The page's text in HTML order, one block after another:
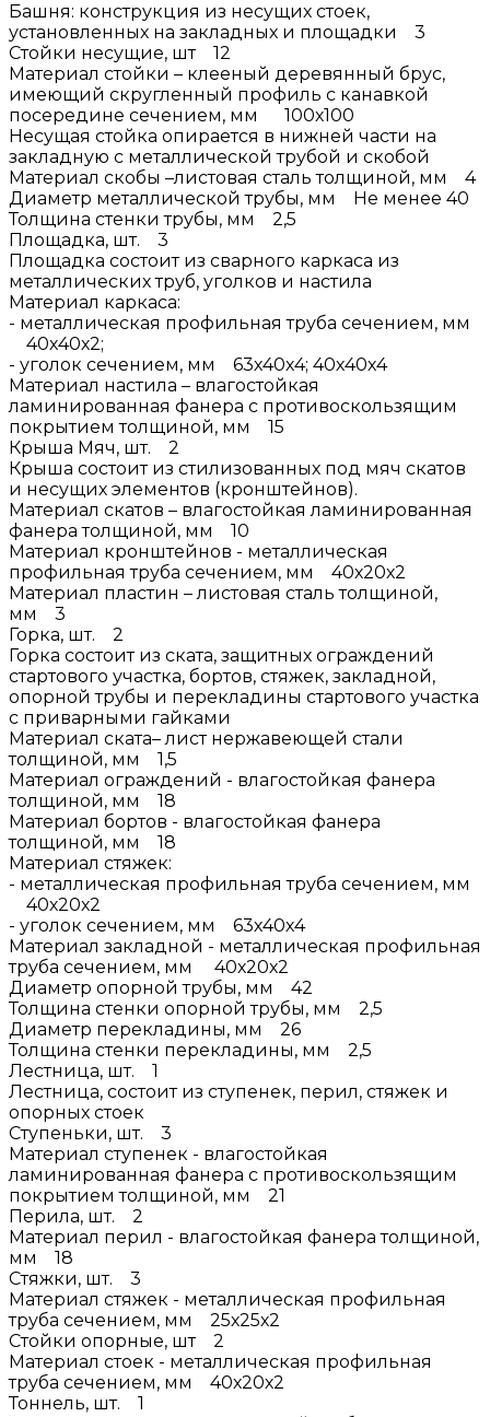
Башня: конструкция из несущих стоек,
установленных на закладных и площадки 3
Стойки несущие, шт 12
Материал стойки – клееный деревянный брус,
имеющий скругленный профиль с канавкой
посередине сечением, мм 100х100
Несущая стойка опирается в нижней части на
закладную с металлической трубой и скобой
Материал скобы –листовая сталь толщиной, мм 4
Диаметр металлической трубы, мм Не менее 40
Толщина стенки трубы, мм 2,5
Площадка, шт. 3
Площадка состоит из сварного каркаса из
металлических труб, уголков и настила
Материал каркаса:
- металлическая профильная труба сечением, мм
40х40х2;
- уголок сечением, мм 63х40х4; 40х40х4
Материал настила – влагостойкая
ламинированная фанера с противоскользящим
покрытием толщиной, мм 15
Крыша Мяч, шт. 2
Крыша состоит из стилизованных под мяч скатов
и несущих элементов (кронштейнов).
Материал скатов – влагостойкая ламинированная
фанера толщиной, мм 10
Материал кронштейнов - металлическая
профильная труба сечением, мм 40х20х2
Материал пластин – листовая сталь толщиной,
мм 3
Горка, шт. 2
Горка состоит из ската, защитных ограждений
стартового участка, бортов, стяжек, закладной,
опорной трубы и перекладины стартового участка
с приварными гайками
Материал ската– лист нержавеющей стали
толщиной, мм 1,5
Материал ограждений - влагостойкая фанера
толщиной, мм 18
Материал бортов - влагостойкая фанера
толщиной, мм 18
Материал стяжек:
- металлическая профильная труба сечением, мм
40х20х2
- уголок сечением, мм 63х40х4
Материал закладной - металлическая профильная
труба сечением, мм 40х20х2
Диаметр опорной трубы, мм 42
Толщина стенки опорной трубы, мм 2,5
Диаметр перекладины, мм 26
Толщина стенки перекладины, мм 2,5
Лестница, шт. 1
Лестница, состоит из ступенек, перил, стяжек и
опорных стоек
Ступеньки, шт. 3
Материал ступенек - влагостойкая
ламинированная фанера с противоскользящим
покрытием толщиной, мм 21
Перила, шт. 2
Материал перил - влагостойкая фанера толщиной,
мм 18
Стяжки, шт. 3
Материал стяжек - металлическая профильная
труба сечением, мм 25х25х2
Стойки опорные, шт 2
Материал стоек - металлическая профильная
труба сечением, мм 40х20х2
Тоннель, шт. 1